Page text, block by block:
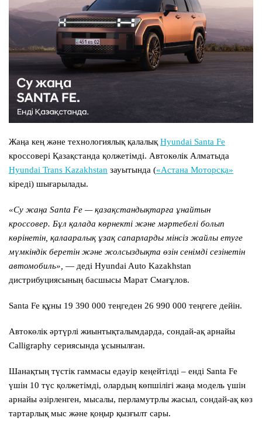
Жаңа кең және технологиялық қалалық Hyundai Santa Fe
кроссовері Қазақстанда қолжетімді. Автокөлік Алматыда
Hyundai Trans Kazakhstan зауытында («Астана Моторсқа»
кіреді) шығарылады.
«Су жаңа Santa Fe — қазақстандықтарға ұнайтын
кроссовер. Бұл қалада көрнекті және мәртебелі болып
көрінетін, қалааралық ұзақ сапарларды мінсіз жайлы етуге
мүмкіндік беретін және жолсыздықта өзін сенімді сезінетін
автомобиль», — деді Hyundai Auto Kazakhstan
дистрибуциясының басшысы Марат Смағұлов.
Santa Fe құны 19 390 000 теңгеден 26 990 000 теңгеге дейін.
Автокөлік әртүрлі жиынтықталымдарда, сондай-ақ арнайы
Calligraphy сериясында ұсынылған.
Шанақтың түстік гаммасы едәуір кеңейтілді – енді Santa Fe
үшін 10 түс қолжетімді, олардың көпшілігі жаңа модель үшін
арнайы әзірленген, мысалы, перламутрлы жасыл, сондай-ақ көз
тартарлық мыс және қоңыр қызғылт сары.